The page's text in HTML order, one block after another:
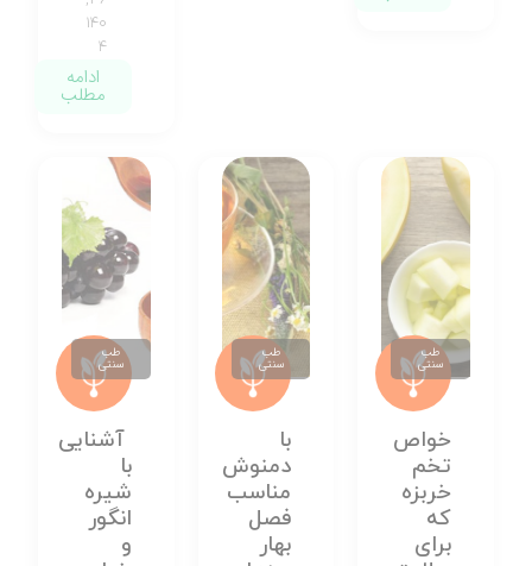
۱۴۰
۴
ادامه
مطلب
طب
سنتی
خواص
تخم
خربزه
که
برای
طب
سنتی
با
دمنوش
مناسب
فصل
بهار
طب
سنتی
آشنایی
با
شیره
انگور
و